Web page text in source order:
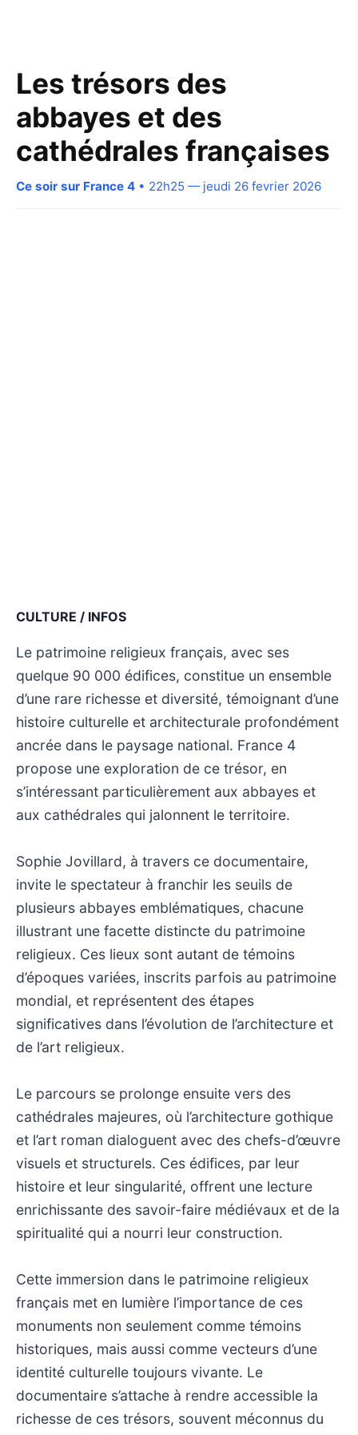
Les trésors des
abbayes et des
cathédrales françaises
Ce soir sur France 4 • 22h25 — jeudi 26 fevrier 2026
CULTURE / INFOS
Le patrimoine religieux français, avec ses
quelque 90 000 édifices, constitue un ensemble
d’une rare richesse et diversité, témoignant d’une
histoire culturelle et architecturale profondément
ancrée dans le paysage national. France 4
propose une exploration de ce trésor, en
s’intéressant particulièrement aux abbayes et
aux cathédrales qui jalonnent le territoire.
Sophie Jovillard, à travers ce documentaire,
invite le spectateur à franchir les seuils de
plusieurs abbayes emblématiques, chacune
illustrant une facette distincte du patrimoine
religieux. Ces lieux sont autant de témoins
d’époques variées, inscrits parfois au patrimoine
mondial, et représentent des étapes
significatives dans l’évolution de l’architecture et
de l’art religieux.
Le parcours se prolonge ensuite vers des
cathédrales majeures, où l’architecture gothique
et l’art roman dialoguent avec des chefs-d’œuvre
visuels et structurels. Ces édifices, par leur
histoire et leur singularité, offrent une lecture
enrichissante des savoir-faire médiévaux et de la
spiritualité qui a nourri leur construction.
Cette immersion dans le patrimoine religieux
français met en lumière l’importance de ces
monuments non seulement comme témoins
historiques, mais aussi comme vecteurs d’une
identité culturelle toujours vivante. Le
documentaire s’attache à rendre accessible la
richesse de ces trésors, souvent méconnus du